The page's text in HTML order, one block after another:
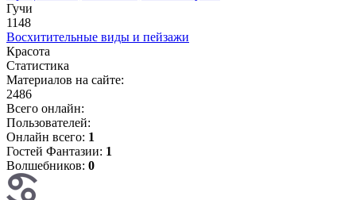
Гучи
1148
Восхитительные виды и пейзажи
Красота
Статистика
Материалов на сайте:
2486
Всего онлайн:
Пользователей:
Онлайн всего: 1
Гостей Фантазии: 1
Волшебников: 0